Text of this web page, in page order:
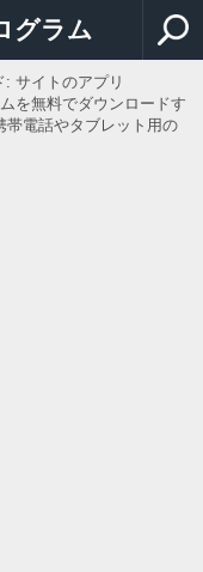
グラム
サイトのアプリ
を無料でダウンロードす
帯電話やタブレット用の